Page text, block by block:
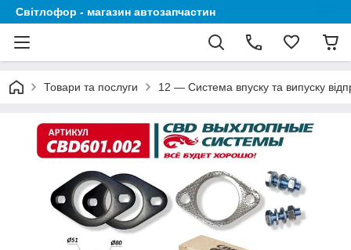
Світлофор - магазин автозапчастин
Товари та послуги 12 — Система впуску та випуску